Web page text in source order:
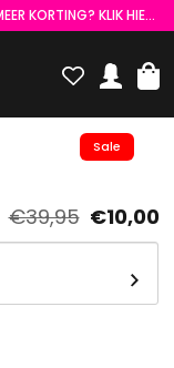
KORTING? KLIK HIER :)
Sale
€39,95 €10,00